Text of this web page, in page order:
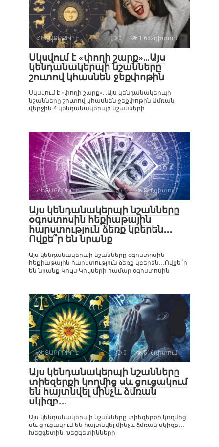
ՀԵՏԱՔՐՔԻՐ Է 0 1 682դիտում
Սկսվում է «փողի շարք»…Այս
կենդանակերպի նշանները
շուտով կհասնեն ջեքփոթին
Սկսվում է «փողի շարք»…Այս կենդանակերպի
նշանները շուտով կհասնեն ջեքփոթին Ամռան
վերջին 4 կենդանակերպի նշանների
ՀԵՏԱՔՐՔԻՐ Է 0 810դիտում
Այս կենդանակերպի նշանները
օգոստոսին հեքիաթային
հարստություն ձեռք կբերեն․․․
Ովքե՞ր են նրանք
Այս կենդանակերպի նշանները օգոստոսին
հեքիաթային հարստություն ձեռք կբերեն․․․Ովքե՞ր
են նրանք Կույս Կույսերի համար օգոստոսին
ՀԵՏԱՔՐՔԻՐ Է 0 516դիտում
Այս կենդանակերպի նշանները
տիեզերքի կողմից սև ցուցակում
են հայտնվել մինչև ձմռան
սկիզբ․․․
Այս կենդանակերպի նշանները տիեզերքի կողմից
սև ցուցակում են հայտնվել մինչև ձմռան սկիզբ․․․
Խեցգետին Խեցգետինների